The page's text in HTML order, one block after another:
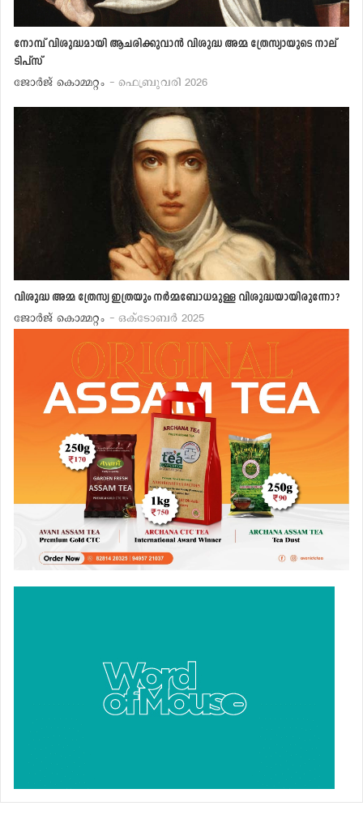
നോമ്പ് വിശുദ്ധമായി ആചരിക്കുവാന്‍ വിശുദ്ധ അമ്മ ത്രേസ്യായുടെ നാല്
ടിപ്‌സ്
ജോര്‍ജ് കൊമ്മറ്റം - ഫെബ്രുവരി 2026
വിശുദ്ധ അമ്മ ത്രേസ്യ ഇത്രയും നര്‍മ്മബോധമുള്ള വിശുദ്ധയായിരുന്നോ?
ജോര്‍ജ് കൊമ്മറ്റം - ഒക്ടോബര്‍ 2025